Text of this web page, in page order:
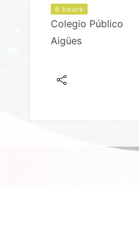
6 hours
Colegio Público
Aigües